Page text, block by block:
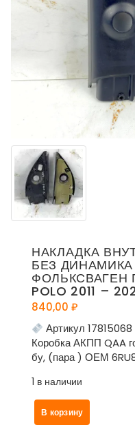
НАКЛАДКА
БЕЗ
ФОЛЬКСВАГЕН
POLO 2011 –
840,00 ₽
Артикул
Коробка АКПП QAA
бу, (пара ) ОЕМ
1 в наличии
Количество
товара
В корзину